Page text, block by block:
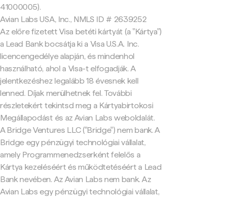
41000005).
Avian Labs USA, Inc., NMLS ID # 2639252
Az előre fizetett Visa betéti kártyát (a "Kártya")
a Lead Bank bocsátja ki a Visa U.S.A. Inc.
licencengedélye alapján, és mindenhol
használható, ahol a Visa-t elfogadják. A
jelentkezéshez legalább 18 évesnek kell
lenned. Díjak merülhetnek fel. További
részletekért tekintsd meg a Kártyabirtokosi
Megállapodást és az Avian Labs weboldalát.
A Bridge Ventures LLC ("Bridge") nem bank. A
Bridge egy pénzügyi technológiai vállalat,
amely Programmenedzserként felelős a
Kártya kezeléséért és működtetéséért a Lead
Bank nevében. Az Avian Labs nem bank. Az
Avian Labs egy pénzügyi technológiai vállalat,